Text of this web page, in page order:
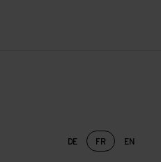
Changement de
DE FR EN